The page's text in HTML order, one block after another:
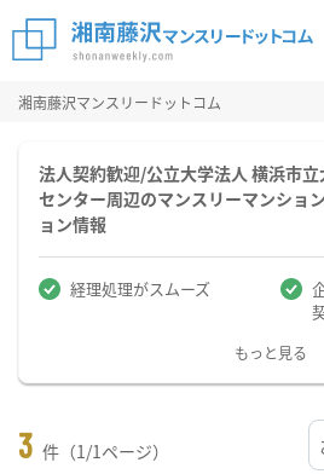
湘南藤沢マンスリードットコム
法人契約歓迎/公立大学法人 横浜市
センター周辺のマンスリーマンショ
ョン情報
経理処理がスムーズ
もっと見る
3 件（1/1ページ）